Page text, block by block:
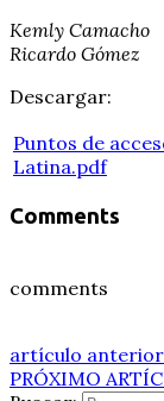
Kemly Camacho
Ricardo Gómez
Descargar:
Puntos de
Latina.pdf
Comments
comments
artículo anterior
PRÓXIMO